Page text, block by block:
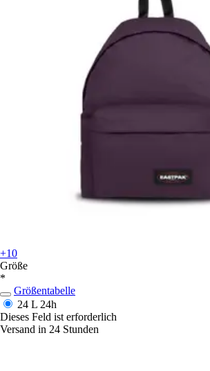
+10
Größe
*
Größentabelle
24 L 24h
Dieses Feld ist erforderlich
Versand in 24 Stunden